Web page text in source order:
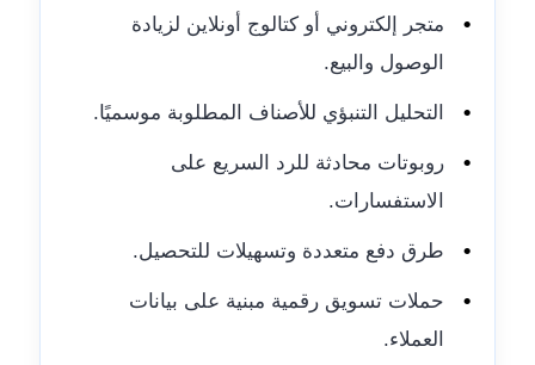
•
متجر إلكتروني أو كتالوج أونلاين لزيادة
الوصول والبيع.
• التحليل التنبؤي للأصناف المطلوبة موسميًا.
•
روبوتات محادثة للرد السريع على
الاستفسارات.
• طرق دفع متعددة وتسهيلات للتحصيل.
•
حملات تسويق رقمية مبنية على بيانات
العملاء.